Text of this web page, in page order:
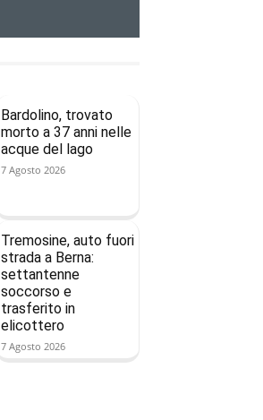
Bardolino, trovato
morto a 37 anni nelle
acque del lago
7 Agosto 2026
Tremosine, auto fuori
strada a Berna:
settantenne
soccorso e
trasferito in
elicottero
7 Agosto 2026